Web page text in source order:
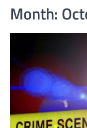
Month: